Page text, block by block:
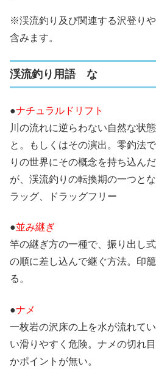
※渓流釣り及び関連する沢登り
含みます。
渓流釣り用語 な
●ナチュラルドリフト
川の流れに逆らわない自然な状
と。もしくはその演出。零釣法
りの世界にその概念を持ち込ん
が、渓流釣りの転換期の一つと
ラッグ、ドラッグフリー
●並み継ぎ
竿の継ぎ方の一種で、振り出し
の順に差し込んで継ぐ方法。印
る。
●ナメ
一枚岩の沢床の上を水が流れて
い滑りやすく危険。ナメの切れ
かポイントが無い。